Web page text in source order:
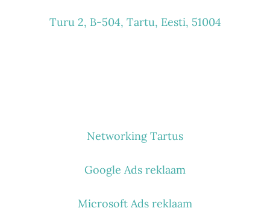
Turu 2, B-504, Tartu, Eesti, 51004
Networking Tartus
Google Ads reklaam
Microsoft Ads reklaam